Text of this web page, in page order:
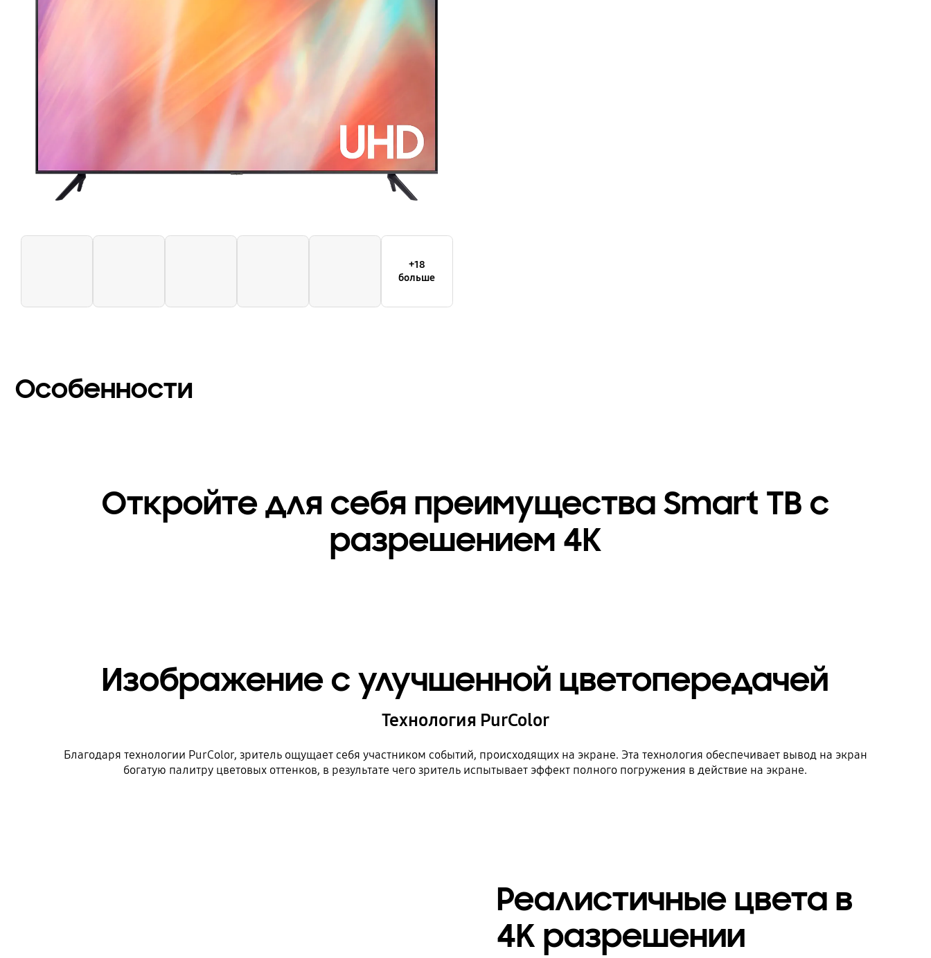
+18
больше
Особенности
Откройте для себя преимущества Smart ТВ с
разрешением 4К
Изображение с улучшенной цветопередачей
Технология PurColor
Благодаря технологии PurColor, зритель ощущает себя участником событий, происходящих на экране. Эта технология обеспечивает вывод на экран
богатую палитру цветовых оттенков, в результате чего зритель испытывает эффект полного погружения в действие на экране.
Реалистичные цвета в
4K разрешении